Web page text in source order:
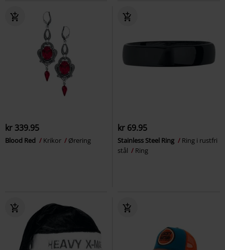
kr 339.95
Blood Red Krikor Ørering
kr 69.95
Stainless Steel Ring
Ring i rustfri
stål
Ring